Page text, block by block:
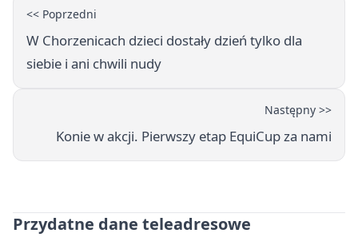
<< Poprzedni
W Chorzenicach dzieci dostały dzień tylko dla
siebie i ani chwili nudy
Następny >>
Konie w akcji. Pierwszy etap EquiCup za nami
Przydatne dane teleadresowe